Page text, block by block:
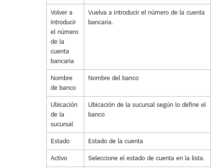
Volver a
introducir
el número
de la
cuenta
bancaria
Vuelva a introducir el número de la cuenta
bancaria.
Nombre
de banco
Nombre del banco
Ubicación
de la
sucursal
Ubicación de la sucursal según lo define el
banco
Estado Estado de la cuenta
Activo Seleccione el estado de cuenta en la lista.